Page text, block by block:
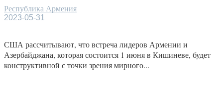
Республика Армения
2023-05-31
США рассчитывают, что встреча лидеров Армении и
Азербайджана, которая состоится 1 июня в Кишиневе, будет
конструктивной с точки зрения мирного...